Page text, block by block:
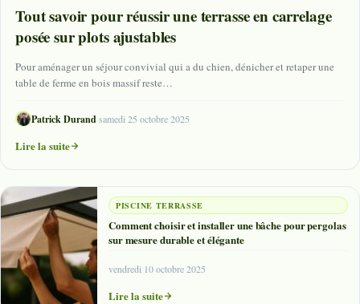
Tout savoir pour réussir une terrasse en carrelage
posée sur plots ajustables
Pour aménager un séjour convivial qui a du chien, dénicher et retaper une
table de ferme en bois massif reste…
Patrick Durand·samedi 25 octobre 2025
Lire la suite
PISCINE TERRASSE
Comment choisir et installer une bâche pour pergolas
sur mesure durable et élégante
vendredi 10 octobre 2025
Lire la suite